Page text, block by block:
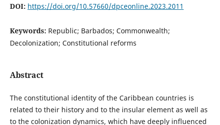
DOI: https://doi.org/10.57660/dpceonline.2023.2011
Keywords: Republic; Barbados; Commonwealth;
Decolonization; Constitutional reforms
Abstract
The constitutional identity of the Caribbean countries is
related to their history and to the insular element as well as
to the colonization dynamics, which have deeply influenced